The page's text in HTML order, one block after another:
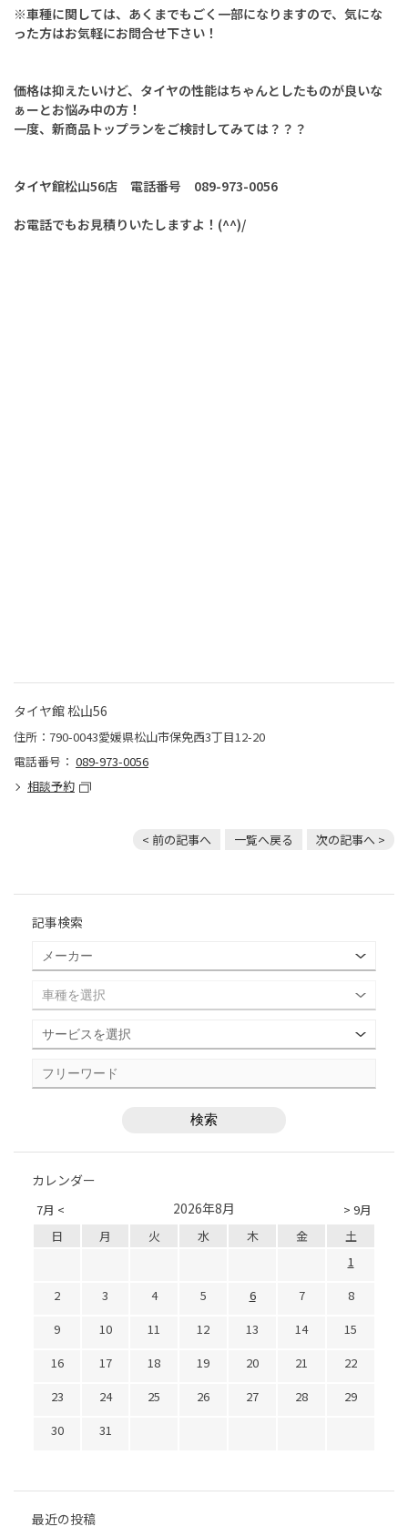
※車種に関しては、あくまでもごく一部になりますので、気にな
った方はお気軽にお問合せ下さい！
価格は抑えたいけど、タイヤの性能はちゃんとしたものが良いな
ぁーとお悩み中の方！
一度、新商品トップランをご検討してみては？？？
タイヤ館松山56店 電話番号 089-973-0056
お電話でもお見積りいたしますよ！(^^)/
タイヤ館 松山56
住所：790-0043愛媛県松山市保免西3丁目12-20
電話番号： 089-973-0056
相談予約
< 前の記事へ 一覧へ戻る 次の記事へ >
記事検索
カレンダー
7月 < > 9月
2026年8月
日 月 火 水 木 金
土
1
2
3 4 5 6 7
8
9
10 11 12 13 14
15
16
17 18 19 20 21
22
23
24 25 26 27 28
29
30
31
最近の投稿